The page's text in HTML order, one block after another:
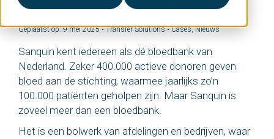
Sanquin besteedt IT-beheer uit
Geplaatst op: 9 mei 2025 • Transfer Solutions •Cases,Nieuws
Sanquin kent iedereen als dé bloedbank van
Nederland. Zeker 400.000 actieve donoren geven
bloed aan de stichting, waarmee jaarlijks zo’n
100.000 patiënten geholpen zijn. Maar Sanquin is
zoveel meer dan een bloedbank.
Het is een bolwerk van afdelingen en bedrijven, waar